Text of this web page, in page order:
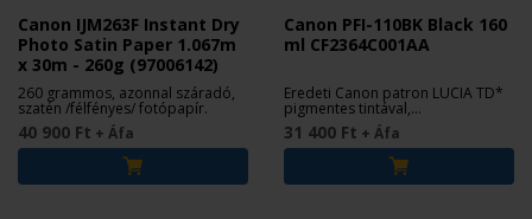
Canon IJM263F Instant Dry
Photo Satin Paper 1.067m
x 30m - 260g (97006142)
260 grammos, azonnal száradó,
szatén /félfényes/ fotópapír.
40 900 Ft + Áfa
Canon PFI-110BK Black 160
ml CF2364C001AA
Eredeti Canon patron LUCIA TD*
pigmentes tintával,
imagePROGRAF TX-2000, TX-2100,
TX-3000, TX-3100, TX-4000 és TX-
4100 nyomtatókhoz.
31 400 Ft + Áfa